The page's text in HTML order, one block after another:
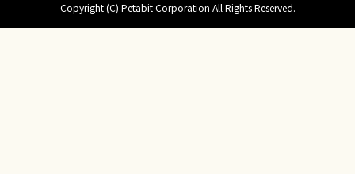
Copyright (C) Petabit Corporation All Rights Reserved.